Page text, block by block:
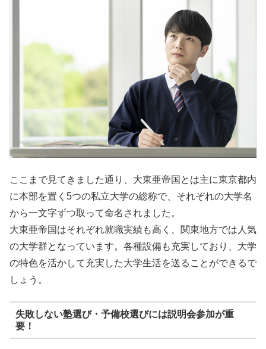
ここまで見てきました通り、大東亜帝国とは主に東京都内
に本部を置く5つの私立大学の総称で、それぞれの大学名
から一文字ずつ取って命名されました。
大東亜帝国はそれぞれ就職実績も高く、関東地方では人気
の大学群となっています。各種設備も充実しており、大学
の特色を活かして充実した大学生活を送ることができるで
しょう。
失敗しない塾選び・予備校選びには説明会参加が重
要！